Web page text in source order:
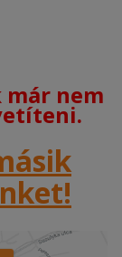
nem